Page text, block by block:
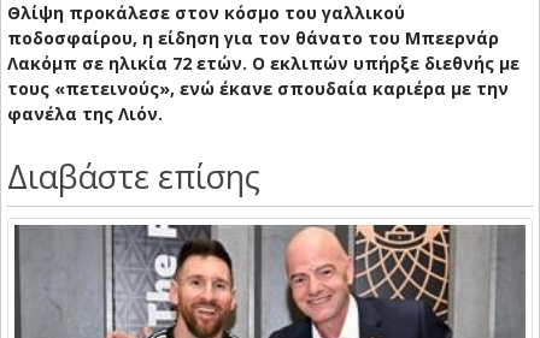
Θλίψη προκάλεσε στον κόσμο του γαλλικού
ποδοσφαίρου, η είδηση για τον θάνατο του Μπεερνάρ
Λακόμπ σε ηλικία 72 ετών. Ο εκλιπών υπήρξε διεθνής με
τους «πετεινούς», ενώ έκανε σπουδαία καριέρα με την
φανέλα της Λιόν.
Διαβάστε επίσης